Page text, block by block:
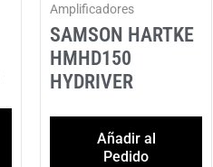
Amplificadores
SAMSON HARTKE
HMHD150
HYDRIVER
Añadir al
Pedido